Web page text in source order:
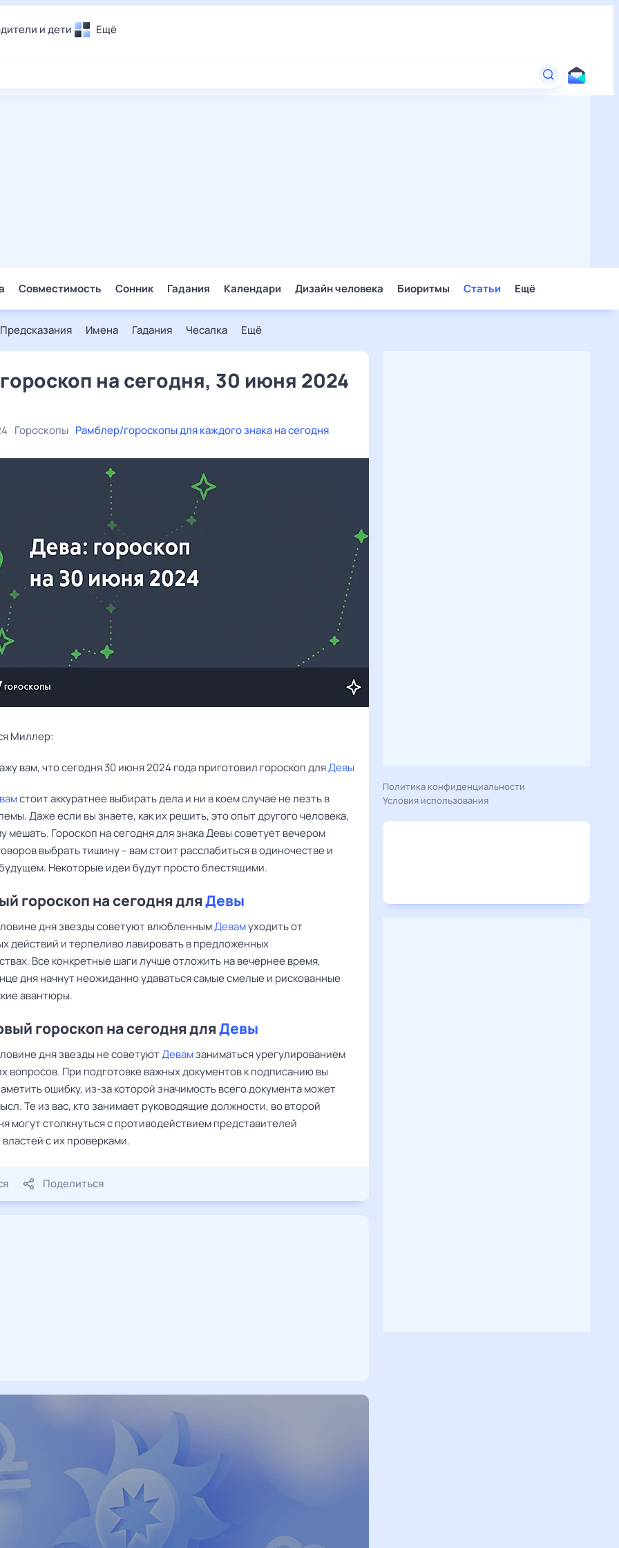
и дети Ещё
Совместимость Сонник Гадания Календари Дизайн человека Биоритмы Статьи Ещё
Предсказания Имена Гадания Чесалка Ещё
на сегодня, 30 июня 2024
Гороскопы Рамблер/гороскопы для каждого знака на сегодня
Миллер:
вам, что сегодня 30 июня 2024 года приготовил гороскоп для Девы
стоит аккуратнее выбирать дела и ни в коем случае не лезть в
Даже если вы знаете, как их решить, это опыт другого человека,
мешать. Гороскоп на сегодня для знака Девы советует вечером
выбрать тишину – вам стоит расслабиться в одиночестве и
Некоторые идеи будут просто блестящими.
гороскоп на сегодня дляДевы
дня звезды советуют влюбленнымДевамуходить от
действий и терпеливо лавировать в предложенных
Все конкретные шаги лучше отложить на вечернее время,
дня начнут неожиданно удаваться самые смелые и рискованные
авантюры.
гороскоп на сегодня дляДевы
дня звезды не советуютДевамзаниматься урегулированием
вопросов. При подготовке важных документов к подписанию вы
ошибку, из-за которой значимость всего документа может
Те из вас, кто занимает руководящие должности, во второй
могут столкнуться с противодействием представителей
с их проверками.
Поделиться
Политика конфиденциальности
Условия использования